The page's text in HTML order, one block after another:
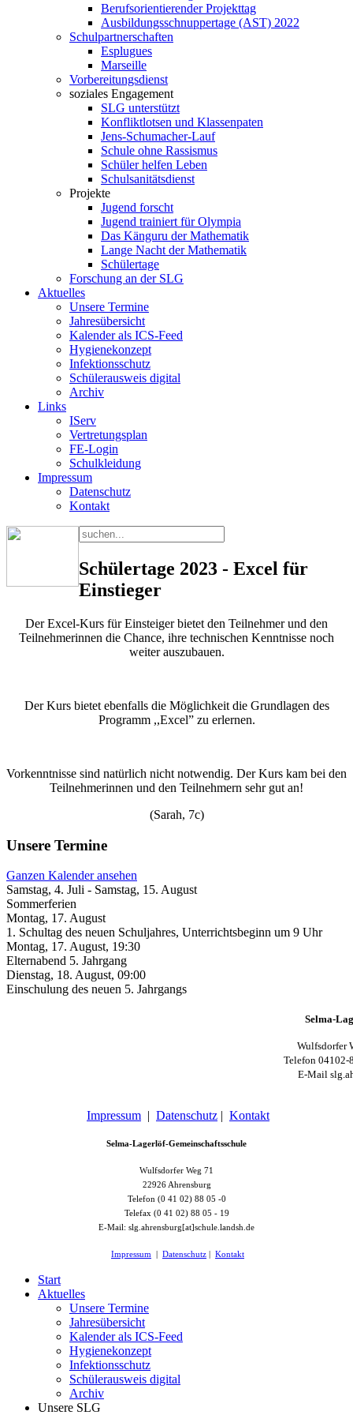
Berufsorientierender Projekttag
Ausbildungsschnuppertage (AST) 2022
Schulpartnerschaften
Esplugues
Marseille
Vorbereitungsdienst
soziales Engagement
SLG unterstützt
Konfliktlotsen und Klassenpaten
Jens-Schumacher-Lauf
Schule ohne Rassismus
Schüler helfen Leben
Schulsanitätsdienst
Projekte
Jugend forscht
Jugend trainiert für Olympia
Das Känguru der Mathematik
Lange Nacht der Mathematik
Schülertage
Forschung an der SLG
Aktuelles
Unsere Termine
Jahresübersicht
Kalender als ICS-Feed
Hygienekonzept
Infektionsschutz
Schülerausweis digital
Archiv
Links
IServ
Vertretungsplan
FE-Login
Schulkleidung
Impressum
Datenschutz
Kontakt
Schülertage 2023 - Excel für
Einstieger
Der Excel-Kurs für Einsteiger bietet den Teilnehmer und den
Teilnehmerinnen die Chance, ihre technischen Kenntnisse noch
weiter auszubauen.
Der Kurs bietet ebenfalls die Möglichkeit die Grundlagen des
Programm ,,Excel” zu erlernen.
Vorkenntnisse sind natürlich nicht notwendig. Der Kurs kam bei den
Teilnehmerinnen und den Teilnehmern sehr gut an!
(Sarah, 7c)
Unsere Termine
Ganzen Kalender ansehen
Samstag, 4. Juli - Samstag, 15. August
Sommerferien
Montag, 17. August
1. Schultag des neuen Schuljahres, Unterrichtsbeginn um 9 Uhr
Montag, 17. August, 19:30
Elternabend 5. Jahrgang
Dienstag, 18. August, 09:00
Einschulung des neuen 5. Jahrgangs
Selma-
Wulfsdorfer
Telefon 04102-
E-Mail
Impressum | Datenschutz | Kontakt
Selma-Lagerlöf-Gemeinschaftsschule
Wulfsdorfer Weg 71
22926 Ahrensburg
Telefon (0 41 02) 88 05 -0
Telefax (0 41 02) 88 05 - 19
E-Mail: slg.ahrensburg[at]schule.landsh.de
Impressum Datenschutz Kontakt
Start
Aktuelles
Unsere Termine
Jahresübersicht
Kalender als ICS-Feed
Hygienekonzept
Infektionsschutz
Schülerausweis digital
Archiv
Unsere SLG